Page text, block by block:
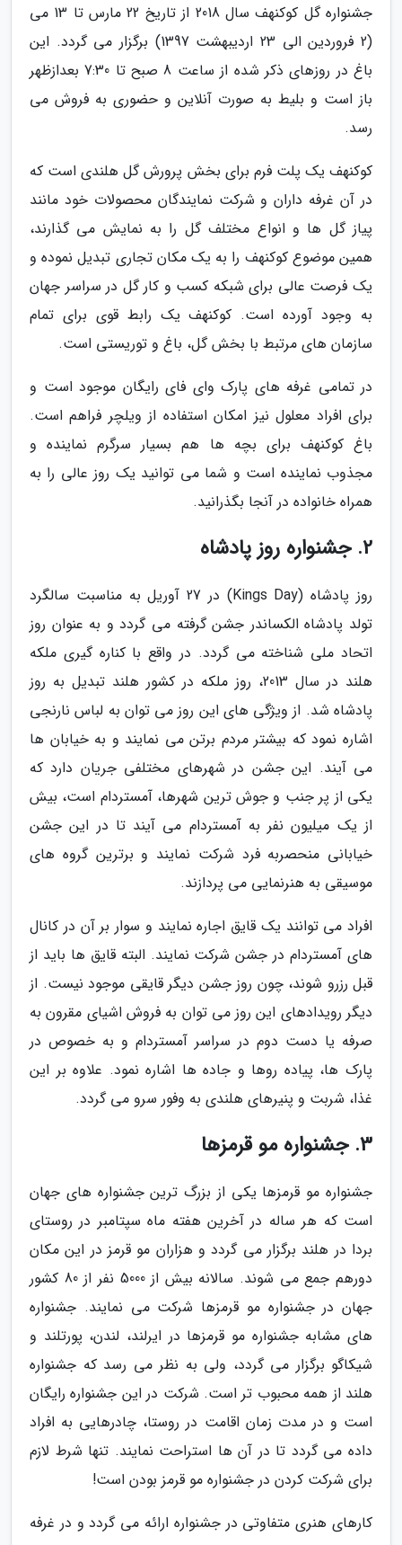
جشنواره گل کوکنهف سال 2018 از تاریخ 22 مارس تا 13 می
(2 فروردین الی 23 اردیبهشت 1397) برگزار می گردد. این
باغ در روزهای ذکر شده از ساعت 8 صبح تا 7:30 بعدازظهر
باز است و بلیط به صورت آنلاین و حضوری به فروش می
رسد.
کوکنهف یک پلت فرم برای بخش پرورش گل هلندی است که
در آن غرفه داران و شرکت نمایندگان محصولات خود مانند
پیاز گل ها و انواع مختلف گل را به نمایش می گذارند،
همین موضوع کوکنهف را به یک مکان تجاری تبدیل نموده و
یک فرصت عالی برای شبکه کسب و کار گل در سراسر جهان
به وجود آورده است. کوکنهف یک رابط قوی برای تمام
سازمان های مرتبط با بخش گل، باغ و توریستی است.
در تمامی غرفه های پارک وای فای رایگان موجود است و
برای افراد معلول نیز امکان استفاده از ویلچر فراهم است.
باغ کوکنهف برای بچه ها هم بسیار سرگرم نماینده و
مجذوب نماینده است و شما می توانید یک روز عالی را به
همراه خانواده در آنجا بگذرانید.
2. جشنواره روز پادشاه
روز پادشاه (Kings Day) در 27 آوریل به مناسبت سالگرد
تولد پادشاه الکساندر جشن گرفته می گردد و به عنوان روز
اتحاد ملی شناخته می گردد. در واقع با کناره گیری ملکه
هلند در سال 2013، روز ملکه در کشور هلند تبدیل به روز
پادشاه شد. از ویژگی های این روز می توان به لباس نارنجی
اشاره نمود که بیشتر مردم برتن می نمایند و به خیابان ها
می آیند. این جشن در شهرهای مختلفی جریان دارد که
یکی از پر جنب و جوش ترین شهرها، آمستردام است، بیش
از یک میلیون نفر به آمستردام می آیند تا در این جشن
خیابانی منحصربه فرد شرکت نمایند و برترین گروه های
موسیقی به هنرنمایی می پردازند.
افراد می توانند یک قایق اجاره نمایند و سوار بر آن در کانال
های آمستردام در جشن شرکت نمایند. البته قایق ها باید از
قبل رزرو شوند، چون روز جشن دیگر قایقی موجود نیست. از
دیگر رویدادهای این روز می توان به فروش اشیای مقرون به
صرفه یا دست دوم در سراسر آمستردام و به خصوص در
پارک ها، پیاده روها و جاده ها اشاره نمود. علاوه بر این
غذا، شربت و پنیرهای هلندی به وفور سرو می گردد.
3. جشنواره مو قرمزها
جشنواره مو قرمزها یکی از بزرگ ترین جشنواره های جهان
است که هر ساله در آخرین هفته ماه سپتامبر در روستای
بردا در هلند برگزار می گردد و هزاران مو قرمز در این مکان
دورهم جمع می شوند. سالانه بیش از 5000 نفر از 80 کشور
جهان در جشنواره مو قرمزها شرکت می نمایند. جشنواره
های مشابه جشنواره مو قرمزها در ایرلند، لندن، پورتلند و
شیکاگو برگزار می گردد، ولی به نظر می رسد که جشنواره
هلند از همه محبوب تر است. شرکت در این جشنواره رایگان
است و در مدت زمان اقامت در روستا، چادرهایی به افراد
داده می گردد تا در آن ها استراحت نمایند. تنها شرط لازم
برای شرکت کردن در جشنواره مو قرمز بودن است!
کارهای هنری متفاوتی در جشنواره ارائه می گردد و در غرفه